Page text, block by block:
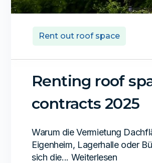
Rent out roof space
Renting roof
contracts 2025
Warum die Vermietung
Eigenheim, Lagerhalle oder
sich die... Weiterlesen